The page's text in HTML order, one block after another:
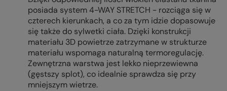
posiada system 4-WAY STRETCH - rozciąga się w
czterech kierunkach, a co za tym idzie dopasowuje
się także do sylwetki ciała. Dzięki konstrukcji
materiału 3D powietrze zatrzymane w strukturze
materiału wspomaga naturalną termoregulację.
Zewnętrzna warstwa jest lekko nieprzewiewna
(gęstszy splot), co idealnie sprawdza się przy
mniejszym wietrze.